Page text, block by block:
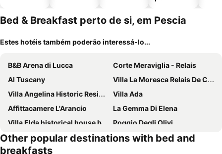
Bed & Breakfast perto de si, em Pescia
Estes hotéis também poderão interessá-lo...
B&B Arena di Lucca
Corte Meraviglia - Relais
Al Tuscany
Villa La Moresca Relais De Charme B&B Adults Only
Villa Angelina Historic Residence - Lucca Centro
Villa Ada
Affittacamere L'Arancio
La Gemma Di Elena
Villa Elda historical house b&b
Poggio Degli Olivi
Il Linchetto
Lucca In Villa Elisa & Gentucca
B&b Pergola House
Other popular destinations with bed and
breakfasts